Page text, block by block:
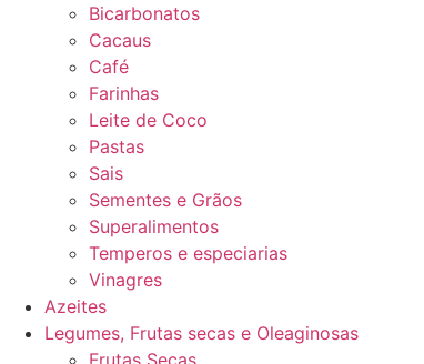
Bicarbonatos
Cacaus
Café
Farinhas
Leite de Coco
Pastas
Sais
Sementes e Grãos
Superalimentos
Temperos e especiarias
Vinagres
Azeites
Legumes, Frutas secas e Oleaginosas
Frutas Secas